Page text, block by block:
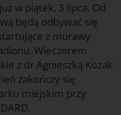
w piątek, 3 lipca. Od
będą odbywać się
z murawy
Wieczorem
z dr Agnieszką Kozak
zakończy się
miejskim przy